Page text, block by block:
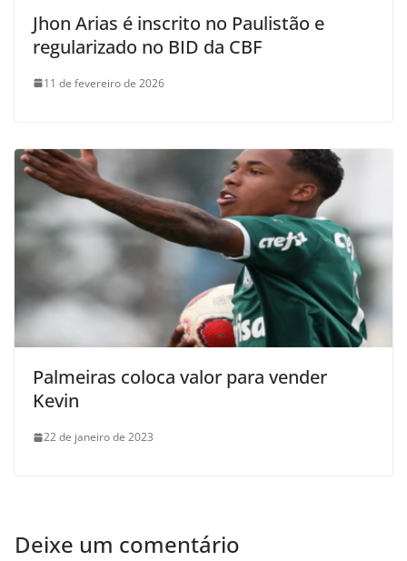
Jhon Arias é inscrito no Paulistão e
regularizado no BID da CBF
11 de fevereiro de 2026
Palmeiras coloca valor para vender
Kevin
22 de janeiro de 2023
Deixe um comentário